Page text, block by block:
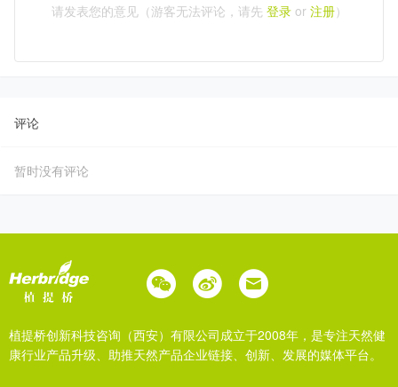
请发表您的意见（游客无法评论，请先 登录or 注册）
评论
暂时没有评论
植提桥创新科技咨询（西安）有限公司成立于2008年，是专注天然健
康行业产品升级、助推天然产品企业链接、创新、发展的媒体平台。